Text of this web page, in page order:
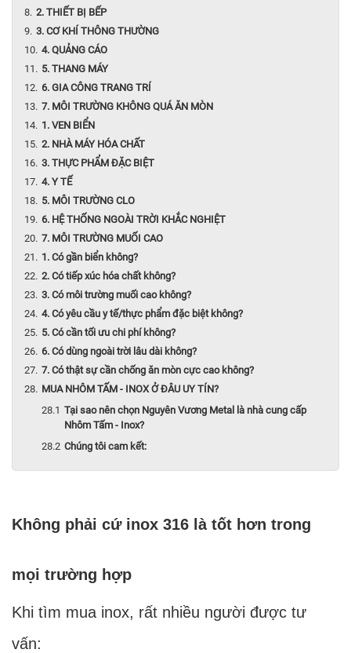
2. THIẾT BỊ BẾP
3. CƠ KHÍ THÔNG THƯỜNG
4. QUẢNG CÁO
5. THANG MÁY
6. GIA CÔNG TRANG TRÍ
7. MÔI TRƯỜNG KHÔNG QUÁ ĂN MÒN
1. VEN BIỂN
2. NHÀ MÁY HÓA CHẤT
3. THỰC PHẨM ĐẶC BIỆT
4. Y TẾ
5. MÔI TRƯỜNG CLO
6. HỆ THỐNG NGOÀI TRỜI KHẮC NGHIỆT
7. MÔI TRƯỜNG MUỐI CAO
1. Có gần biển không?
2. Có tiếp xúc hóa chất không?
3. Có môi trường muối cao không?
4. Có yêu cầu y tế/thực phẩm đặc biệt không?
5. Có cần tối ưu chi phí không?
6. Có dùng ngoài trời lâu dài không?
7. Có thật sự cần chống ăn mòn cực cao không?
MUA NHÔM TẤM - INOX Ở ĐÂU UY TÍN?
Tại sao nên chọn Nguyên Vương Metal là nhà cung cấp
Nhôm Tấm - Inox?
Chúng tôi cam kết:
Không phải cứ inox 316 là tốt hơn trong
mọi trường hợp
Khi tìm mua inox, rất nhiều người được tư
vấn: